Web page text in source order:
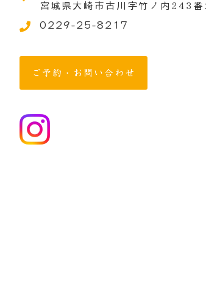
宮城県大崎市古川字竹ノ内243番
0229-25-8217
ご予約・お問い合わせ